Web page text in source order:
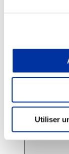
Utiliser
Juste